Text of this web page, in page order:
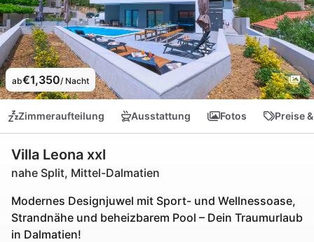
ab€1,350/ Nacht
Zimmeraufteilung Ausstattung Fotos Preise
Villa Leona xxl
nahe Split, Mittel-Dalmatien
Modernes Designjuwel mit Sport- und Wellnessoase,
Strandnähe und beheizbarem Pool – Dein Traumurlaub
in Dalmatien!